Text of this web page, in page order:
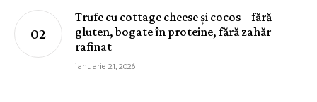
Trufe cu cottage cheese și cocos – fără
gluten, bogate în proteine, fără zahăr
rafinat
ianuarie 21, 2026